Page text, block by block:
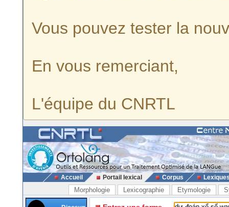
Vous pouvez tester la
En vous remerciant,
L'équipe du CNRTL
Accueil Portail lexical Corpus
Morphologie Lexicographie Etymologie